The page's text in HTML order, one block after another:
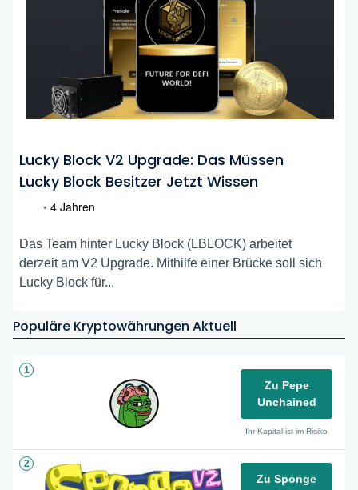
Lucky Block V2 Upgrade: Das Müssen
Lucky Block Besitzer Jetzt Wissen
• 4 Jahren
Das Team hinter Lucky Block (LBLOCK) arbeitet
derzeit am V2 Upgrade. Mithilfe einer Brücke soll sich
Lucky Block für...
Populäre Kryptowährungen Aktuell
1
Zu Pepe
Unchained
Ihr Kapital ist im Risiko
2
Zu Sponge